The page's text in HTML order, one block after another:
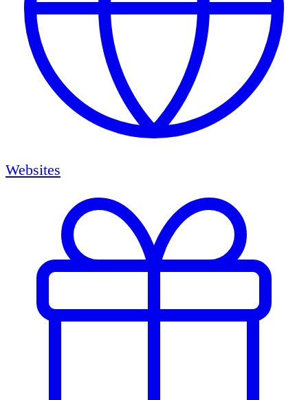
Websites